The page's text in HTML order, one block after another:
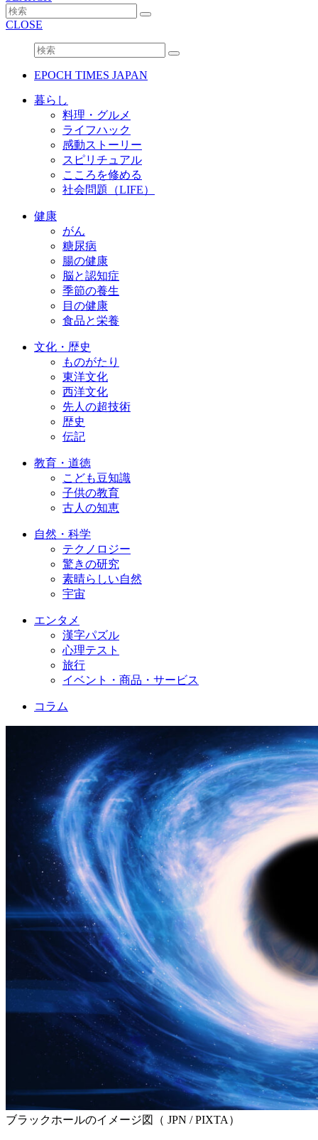
CLOSE
EPOCH TIMES JAPAN
暮らし
料理・グルメ
ライフハック
感動ストーリー
スピリチュアル
こころを修める
社会問題（LIFE）
健康
がん
糖尿病
腸の健康
脳と認知症
季節の養生
目の健康
食品と栄養
文化・歴史
ものがたり
東洋文化
西洋文化
先人の超技術
歴史
伝記
教育・道徳
こども豆知識
子供の教育
古人の知恵
自然・科学
テクノロジー
驚きの研究
素晴らしい自然
宇宙
エンタメ
漢字パズル
心理テスト
旅行
イベント・商品・サービス
コラム
ブラックホールのイメージ図（ JPN / PIXTA）